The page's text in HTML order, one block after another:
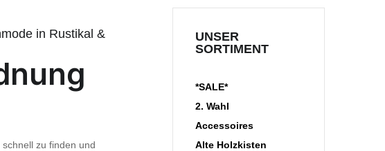
in Rustikal &
zu finden und
UNSER
SORTIMENT
*SALE*
2. Wahl
Accessoires
Alte Holzkisten